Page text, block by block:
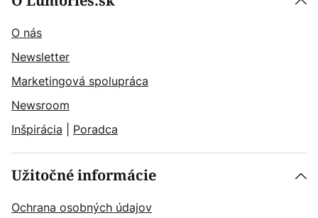
O nás
Newsletter
Marketingová spolupráca
Newsroom
Inšpirácia
Poradca
Užitočné informácie
Ochrana osobných údajov